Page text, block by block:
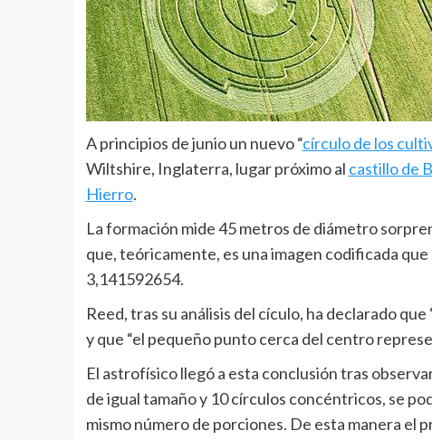
A principios de junio un nuevo “círculo de los
Wiltshire, Inglaterra, lugar próximo al castillo de
Hierro.
La formación mide 45 metros de diámetro
que, teóricamente, es una imagen codificada
3,141592654.
Reed, tras su análisis del cículo, ha declarado
y que “el pequeño punto cerca del centro
El astrofísico llegó a esta conclusión tras
de igual tamaño y 10 círculos concéntricos, se
mismo número de porciones. De esta manera el